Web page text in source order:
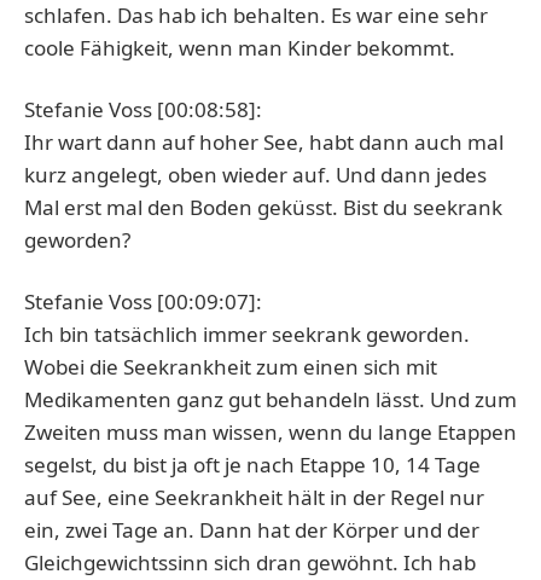
schlafen. Das hab ich behalten. Es war eine sehr
coole Fähigkeit, wenn man Kinder bekommt.
Stefanie Voss [00:08:58]:
Ihr wart dann auf hoher See, habt dann auch mal
kurz angelegt, oben wieder auf. Und dann jedes
Mal erst mal den Boden geküsst. Bist du seekrank
geworden?
Stefanie Voss [00:09:07]:
Ich bin tatsächlich immer seekrank geworden.
Wobei die Seekrankheit zum einen sich mit
Medikamenten ganz gut behandeln lässt. Und zum
Zweiten muss man wissen, wenn du lange Etappen
segelst, du bist ja oft je nach Etappe 10, 14 Tage
auf See, eine Seekrankheit hält in der Regel nur
ein, zwei Tage an. Dann hat der Körper und der
Gleichgewichtssinn sich dran gewöhnt. Ich hab